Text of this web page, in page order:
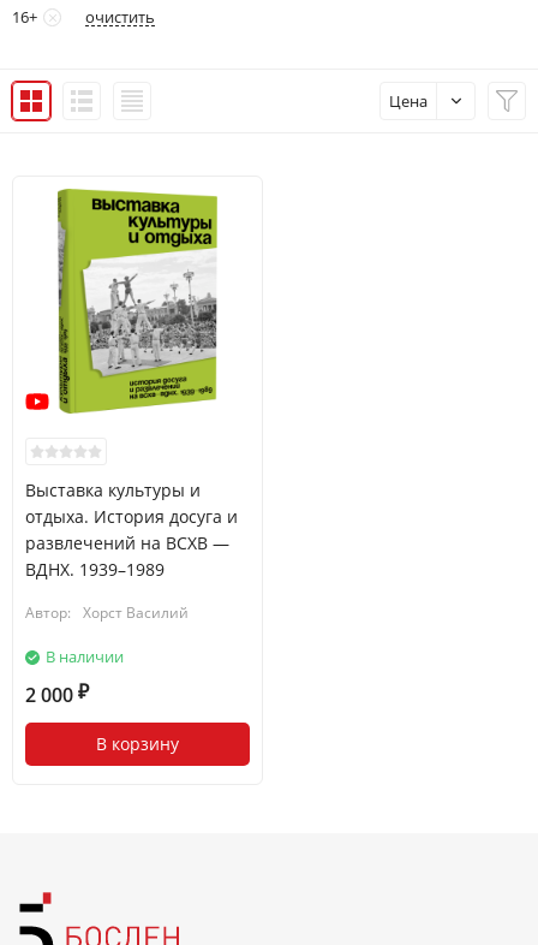
16+ очистить
Цена
Выставка культуры и
отдыха. История досуга и
развлечений на ВСХВ —
ВДНХ. 1939–1989
Автор: Хорст Василий
В наличии
2 000 ₽
В корзину